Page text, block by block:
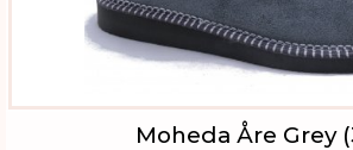
Moheda Åre Grey